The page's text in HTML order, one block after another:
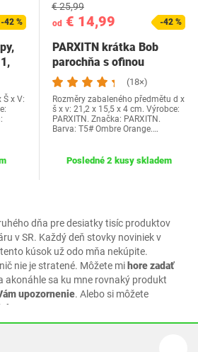
dňa pre desiatky tisíc produktov
v SR. Každý deň stovky noviniek v
kúsok už odo mňa nekúpite.
nie je stratené. Môžete mihore zadať
akonáhle sa ku mne rovnaký produkt
upozornenie. Alebo si môžete
-42 %
Š x V:
od € 14,99
€ 25,99
-42 %
PARXITN krátka Bob
parochňa s ofinou
Prírodné Ombre…
(18×)
Rozměry zabaleného předmětu d x
š x v: 21,2 x 15,5 x 4 cm. Výrobce:
PARXITN. Značka: PARXITN.
Barva: T5# Ombre Orange.…
Posledné 2 kusy skladem